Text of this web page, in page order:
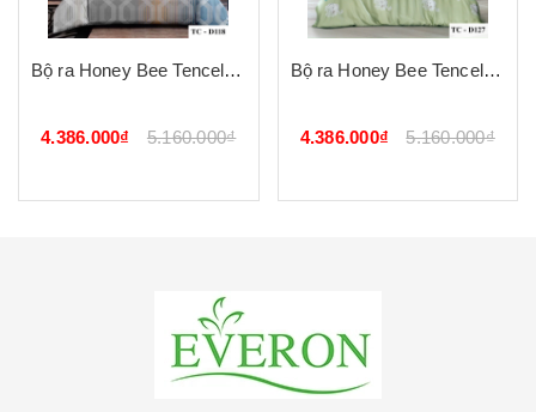
Bộ ra Honey Bee Tencel D118
4.386.000₫ 5.160.000₫
Bộ ra Honey Bee Tencel D127
4.386.000₫ 5.160.000₫